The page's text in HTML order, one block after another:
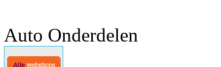
Auto Onderdelen